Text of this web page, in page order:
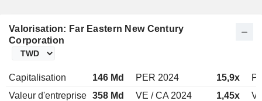
Valorisation: Far Eastern New Century
Corporation
Capitalisation 146 Md PER 2024 15,9x
Valeur d'entreprise 358 Md VE / CA 2024 1,45x